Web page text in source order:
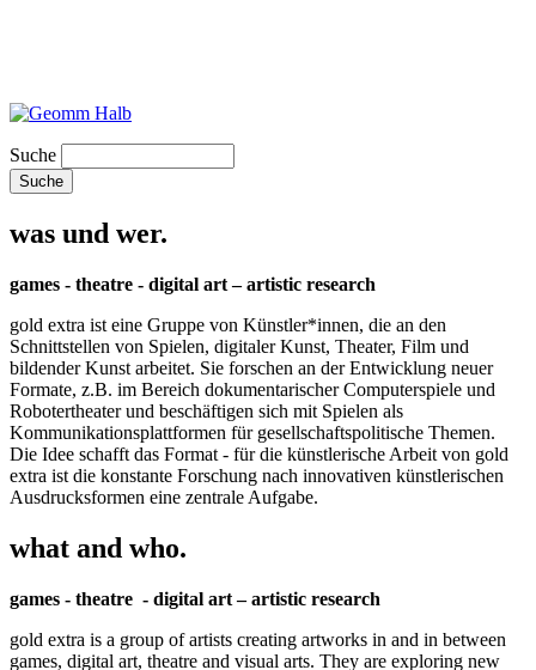
Suche
was und wer.
games - theatre - digital art – artistic research
gold extra ist eine Gruppe von Künstler*innen, die an den
Schnittstellen von Spielen, digitaler Kunst, Theater, Film und
bildender Kunst arbeitet. Sie forschen an der Entwicklung neuer
Formate, z.B. im Bereich dokumentarischer Computerspiele und
Robotertheater und beschäftigen sich mit Spielen als
Kommunikationsplattformen für gesellschaftspolitische Themen.
Die Idee schafft das Format - für die künstlerische Arbeit von gold
extra ist die konstante Forschung nach innovativen künstlerischen
Ausdrucksformen eine zentrale Aufgabe.
what and who.
games - theatre - digital art – artistic research
gold extra is a group of artists creating artworks in and in between
games, digital art, theatre and visual arts. They are exploring new